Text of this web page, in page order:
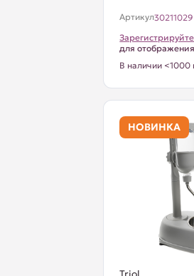
Артикул30211029
для
В наличии <1000
НОВИНКА